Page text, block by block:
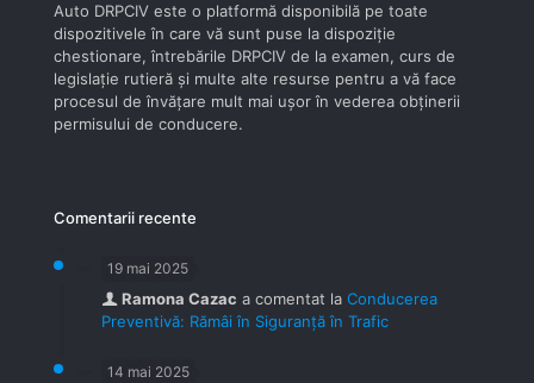
Auto DRPCIV este o platformă disponibilă pe toate
dispozitivele în care vă sunt puse la dispoziţie
chestionare, întrebările DRPCIV de la examen, curs de
legislaţie rutieră şi multe alte resurse pentru a vă face
procesul de învăţare mult mai uşor în vederea obţinerii
permisului de conducere.
Comentarii recente
19 mai 2025
Ramona Cazac a comentat la Conducerea
Preventivă: Rămâi în Siguranță în Trafic
14 mai 2025